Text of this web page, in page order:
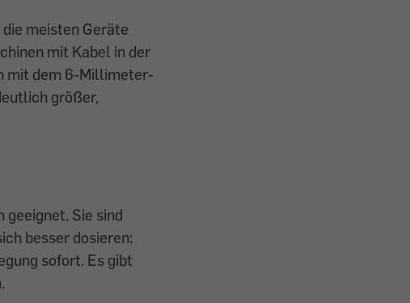
meisten Geräte
mit Kabel in der
mit dem 6-Millimeter-
größer,
Sie sind
besser dosieren:
sofort. Es gibt